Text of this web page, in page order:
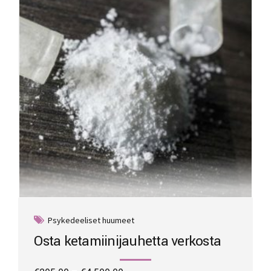
Psykedeeliset huumeet
Osta ketamiinijauhetta verkosta